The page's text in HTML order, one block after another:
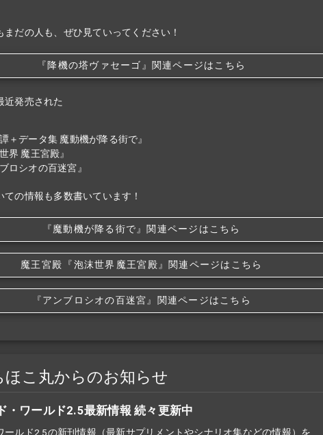
まだの人も、ぜひ見ていってください！
『降機の塔ヴァセーゴ』関連ページはこちら
近発売された
譚＋データ集 魔動機が降る街で』
界 魔王宮殿』
ロシオの百迷宮』
ての情報も多数書いています！
『魔動機が降る街で』関連ページはこちら
魔王宮殿 『泡沫世界 魔王宮殿』関連ページはこちら
『アンブロシオの百迷宮』関連ページはこちら
ほこ丸からのお知らせ
・ワールド2.5最新情報 続々更新中
ールド2.5の新刊情報（最新サプリメントやシナリオ集などの情報）を